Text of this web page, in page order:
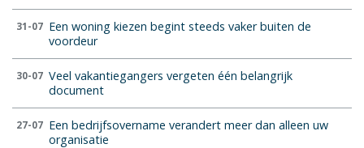
31-07 Een woning kiezen begint steeds vaker buiten de
voordeur
30-07 Veel vakantiegangers vergeten één belangrijk
document
27-07 Een bedrijfsovername verandert meer dan alleen uw
organisatie